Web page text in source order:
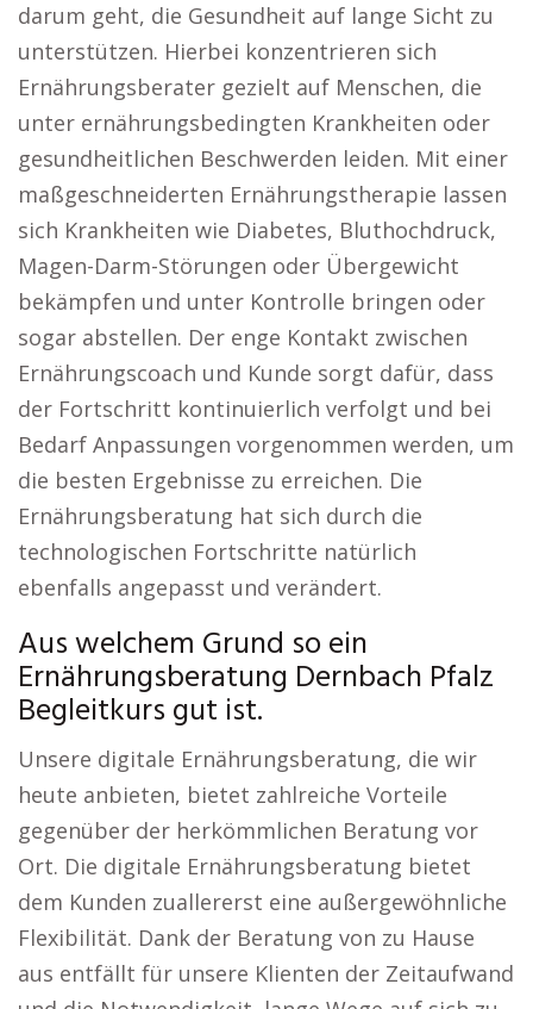
darum geht, die Gesundheit auf lange Sicht zu
unterstützen. Hierbei konzentrieren sich
Ernährungsberater gezielt auf Menschen, die
unter ernährungsbedingten Krankheiten oder
gesundheitlichen Beschwerden leiden. Mit einer
maßgeschneiderten Ernährungstherapie lassen
sich Krankheiten wie Diabetes, Bluthochdruck,
Magen-Darm-Störungen oder Übergewicht
bekämpfen und unter Kontrolle bringen oder
sogar abstellen. Der enge Kontakt zwischen
Ernährungscoach und Kunde sorgt dafür, dass
der Fortschritt kontinuierlich verfolgt und bei
Bedarf Anpassungen vorgenommen werden, um
die besten Ergebnisse zu erreichen. Die
Ernährungsberatung hat sich durch die
technologischen Fortschritte natürlich
ebenfalls angepasst und verändert.
Aus welchem Grund so ein
Ernährungsberatung Dernbach Pfalz
Begleitkurs gut ist.
Unsere digitale Ernährungsberatung, die wir
heute anbieten, bietet zahlreiche Vorteile
gegenüber der herkömmlichen Beratung vor
Ort. Die digitale Ernährungsberatung bietet
dem Kunden zuallererst eine außergewöhnliche
Flexibilität. Dank der Beratung von zu Hause
aus entfällt für unsere Klienten der Zeitaufwand